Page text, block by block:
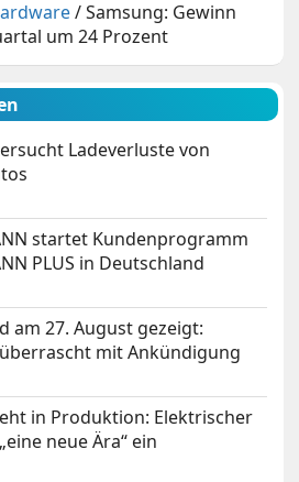
/Samsung: Gewinn
um 24 Prozent
Ladeverluste von
startet Kundenprogramm
PLUS in Deutschland
am 27. August gezeigt:
mit Ankündigung
in Produktion: Elektrischer
neue Ära“ ein